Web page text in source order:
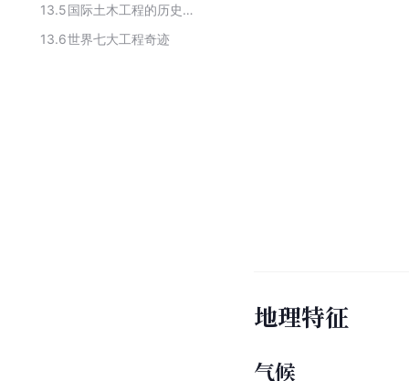
13.5
国际土木工程的历史古迹列表
13.6世界七大工程奇迹
地理特征
气候